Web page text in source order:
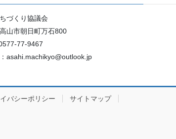
づくり協議会
山市朝日町万石800
77-9467
asahi.machikyo@outlook.jp
バシーポリシー サイトマップ